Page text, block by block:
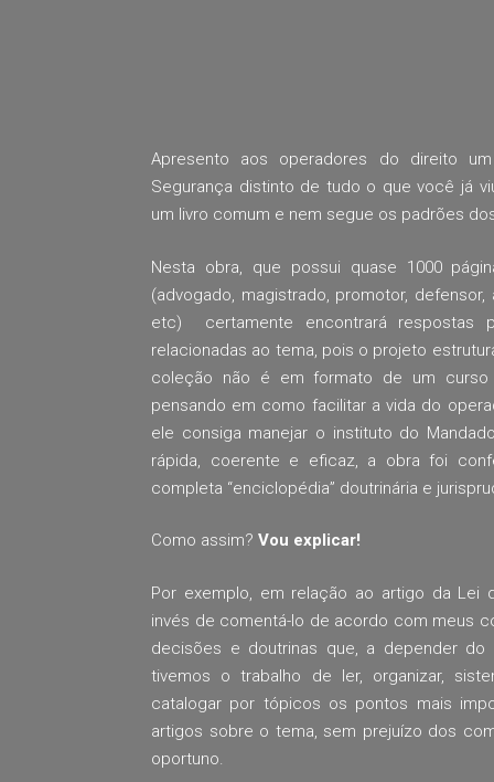
Apresento aos operadores do direito
Segurança distinto de tudo o que você já
um livro comum e nem segue os padrões
Nesta obra, que possui quase 1000
(advogado, magistrado, promotor,
etc) certamente encontrará respostas
relacionadas ao tema, pois o projeto
coleção não é em formato de um curso
pensando em como facilitar a vida do
ele consiga manejar o instituto do
rápida, coerente e eficaz, a obra foi
completa “enciclopédia” doutrinária e
Como assim? Vou explicar!
Por exemplo, em relação ao artigo da Lei
invés de comentá-lo de acordo com meus
decisões e doutrinas que, a depender do
tivemos o trabalho de ler, organizar,
catalogar por tópicos os pontos mais
artigos sobre o tema, sem prejuízo dos
oportuno.